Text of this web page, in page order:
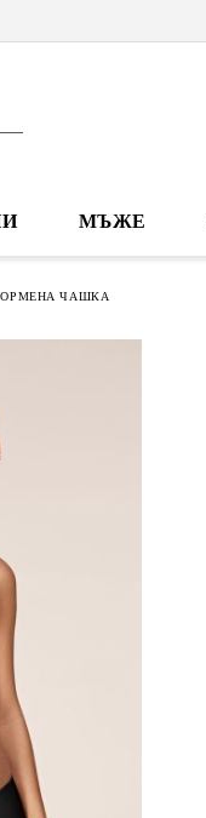
МЪЖЕ
ЧАШКА